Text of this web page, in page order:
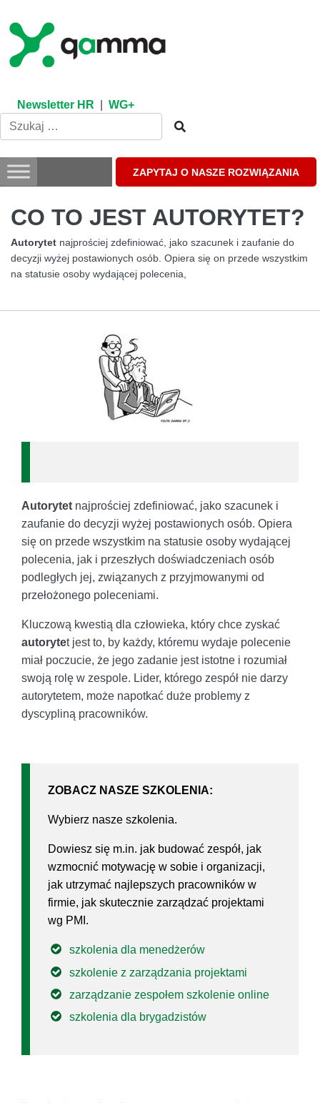
content
Newsletter HR WG+
ZAPYTAJ O NASZE ROZWIĄZANIA
CO TO JEST AUTORYTET?
Autorytet najprościej zdefiniować, jako szacunek i zaufanie do
decyzji wyżej postawionych osób. Opiera się on przede wszystkim
na statusie osoby wydającej polecenia,
Autorytet najprościej zdefiniować, jako szacunek i
zaufanie do decyzji wyżej postawionych osób. Opiera
się on przede wszystkim na statusie osoby wydającej
polecenia, jak i przeszłych doświadczeniach osób
podległych jej, związanych z przyjmowanymi od
przełożonego poleceniami.
Kluczową kwestią dla człowieka, który chce zyskać
autorytet jest to, by każdy, któremu wydaje polecenie
miał poczucie, że jego zadanie jest istotne i rozumiał
swoją rolę w zespole. Lider, którego zespół nie darzy
autorytetem, może napotkać duże problemy z
dyscypliną pracowników.
ZOBACZ NASZE SZKOLENIA:
Wybierz nasze szkolenia.
Dowiesz się m.in. jak budować zespół, jak
wzmocnić motywację w sobie i organizacji,
jak utrzymać najlepszych pracowników w
firmie, jak skutecznie zarządzać projektami
wg PMI.
szkolenia dla menedżerów
szkolenie z zarządzania projektami
zarządzanie zespołem szkolenie online
szkolenia dla brygadzistów